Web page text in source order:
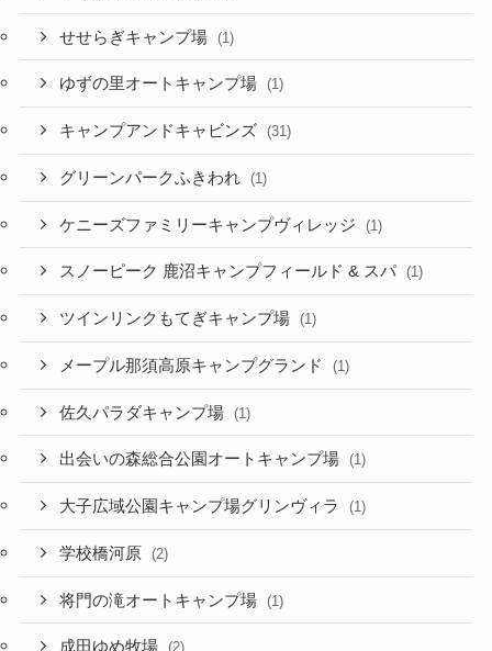
せせらぎキャンプ場 (1)
ゆずの里オートキャンプ場 (1)
キャンプアンドキャビンズ (31)
グリーンパークふきわれ (1)
ケニーズファミリーキャンプヴィレッジ (1)
スノーピーク 鹿沼キャンプフィールド & スパ (1)
ツインリンクもてぎキャンプ場 (1)
メープル那須高原キャンプグランド (1)
佐久パラダキャンプ場 (1)
出会いの森総合公園オートキャンプ場 (1)
大子広域公園キャンプ場グリンヴィラ (1)
学校橋河原 (2)
将門の滝オートキャンプ場 (1)
成田ゆめ牧場 (2)